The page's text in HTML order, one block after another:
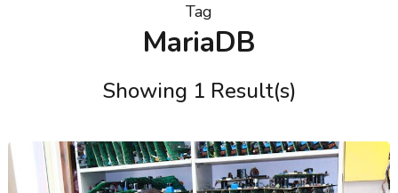
Tag
MariaDB
Showing 1 Result(s)